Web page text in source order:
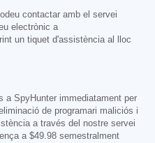
contactar amb el servei
electrònic a
un tiquet d'assistència al lloc
a SpyHunter immediatament per
de programari maliciós i
a través del nostre servei
a $49.98 semestralment